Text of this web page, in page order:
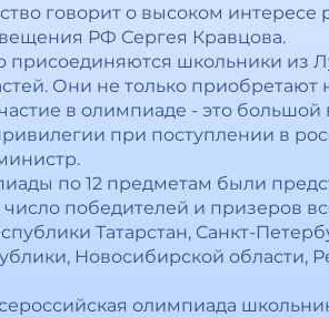
говорит о высоком
РФ Сергея Кравцова.
присоединяются школьники из
Они не только приобретают
в олимпиаде - это большой
при поступлении в
по 12 предметам были
число победителей и призеров
Татарстан, Санкт-
Новосибирской области,
олимпиада